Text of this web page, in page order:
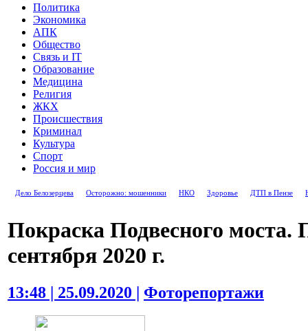
Политика
Экономика
АПК
Общество
Связь и IT
Образование
Медицина
Религия
ЖКХ
Происшествия
Криминал
Культура
Спорт
Россия и мир
Дело Белозерцева Осторожно: мошенники НКО Здоровье ДТП в Пензе
Покраска Подвесного моста.
сентября 2020 г.
13:48 | 25.09.2020 | Фоторепортажи